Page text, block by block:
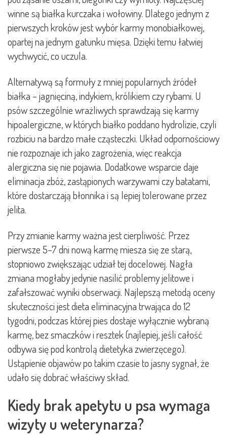
winne są białka kurczaka i wołowiny. Dlatego jednym z
pierwszych kroków jest wybór karmy monobiałkowej,
opartej na jednym gatunku mięsa. Dzięki temu łatwiej
wychwycić, co uczula.
Alternatywą są formuły z mniej popularnych źródeł
białka – jagnięciną, indykiem, królikiem czy rybami. U
psów szczególnie wrażliwych sprawdzają się karmy
hipoalergiczne, w których białko poddano hydrolizie, czyli
rozbiciu na bardzo małe cząsteczki. Układ odpornościowy
nie rozpoznaje ich jako zagrożenia, więc reakcja
alergiczna się nie pojawia. Dodatkowe wsparcie daje
eliminacja zbóż, zastąpionych warzywami czy batatami,
które dostarczają błonnika i są lepiej tolerowane przez
jelita.
Przy zmianie karmy ważna jest cierpliwość. Przez
pierwsze 5–7 dni nową karmę miesza się ze starą,
stopniowo zwiększając udział tej docelowej. Nagła
zmiana mogłaby jedynie nasilić problemy jelitowe i
zafałszować wyniki obserwacji. Najlepszą metodą oceny
skuteczności jest dieta eliminacyjna trwająca do 12
tygodni, podczas której pies dostaje wyłącznie wybraną
karmę, bez smaczków i resztek (najlepiej, jeśli całość
odbywa się pod kontrolą dietetyka zwierzęcego).
Ustąpienie objawów po takim czasie to jasny sygnał, że
udało się dobrać właściwy skład.
Kiedy brak apetytu u psa wymaga
wizyty u weterynarza?